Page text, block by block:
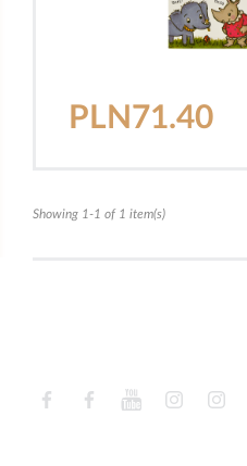
PLN71.40
Showing 1-1 of 1 item(s)
FacebookFacebookYouTubeInstagram